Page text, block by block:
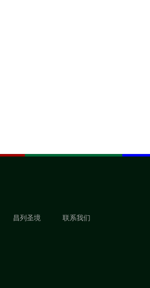
昌列圣境 联系我们